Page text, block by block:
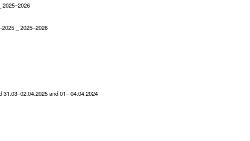
2025–2026
_ 2025–2026
31.03–02.04.2025 and 01– 04.04.2024